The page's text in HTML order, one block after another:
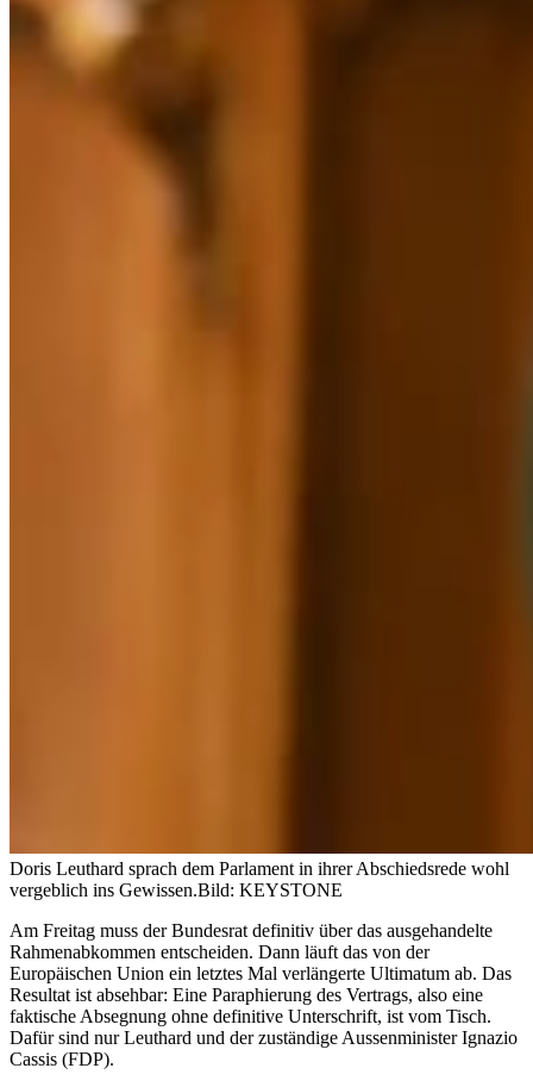
Doris Leuthard sprach dem Parlament in ihrer Abschiedsrede wohl
vergeblich ins Gewissen.Bild: KEYSTONE
Am Freitag muss der Bundesrat definitiv über das ausgehandelte
Rahmenabkommen entscheiden. Dann läuft das von der
Europäischen Union ein letztes Mal verlängerte Ultimatum ab. Das
Resultat ist absehbar: Eine Paraphierung des Vertrags, also eine
faktische Absegnung ohne definitive Unterschrift, ist vom Tisch.
Dafür sind nur Leuthard und der zuständige Aussenminister Ignazio
Cassis (FDP).